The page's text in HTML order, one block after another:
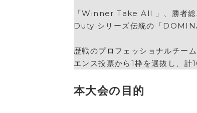
「Winner Take All 」、勝者総
Duty シリーズ伝統の「
歴戦のプロフェッショナルチー
エンス投票から1枠を選抜し、計
本大会の目的